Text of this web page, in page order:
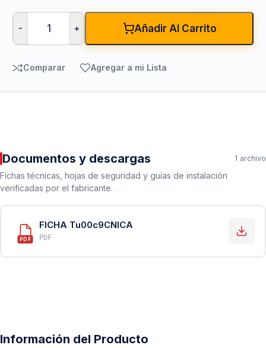
- + Añadir Al Carrito
Comparar Agregar a mi Lista
Documentos y descargas 1 archivo
Fichas técnicas, hojas de seguridad y guías de instalación
verificadas por el fabricante.
PDF
FICHA Tu00c9CNICA
PDF
Información del Producto